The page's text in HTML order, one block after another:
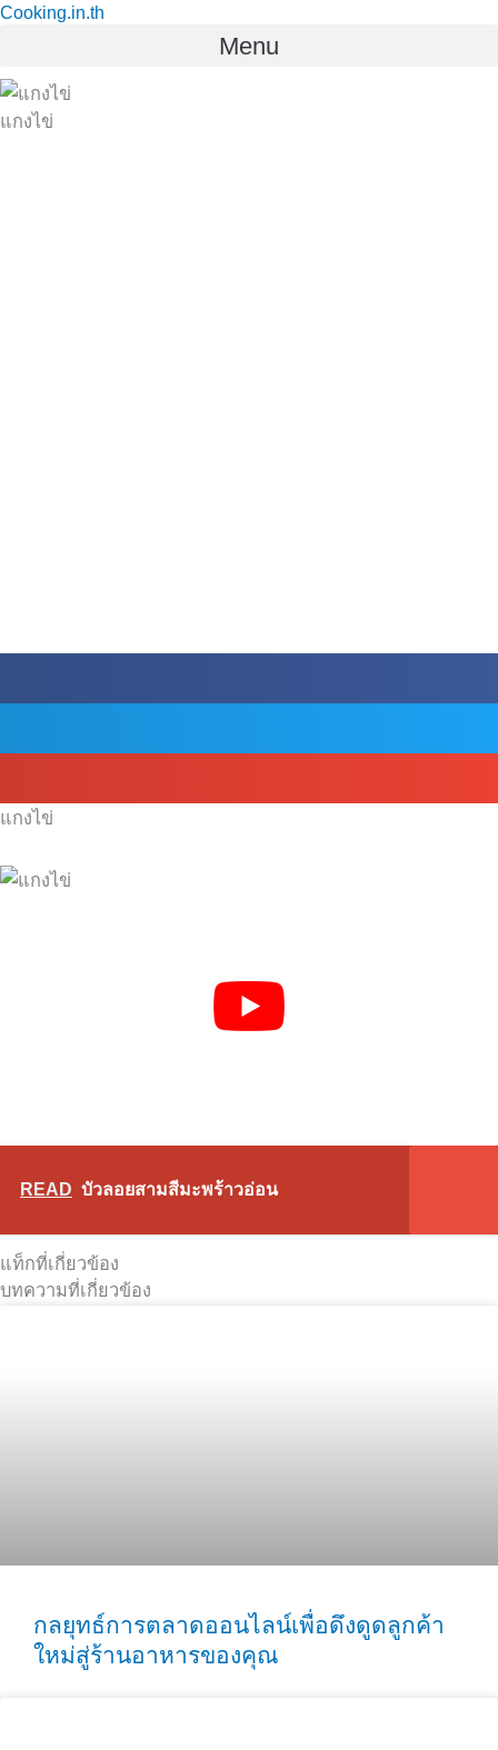
Skip
Cooking.in.th
Menu
แกงไข่
แกงไข่
READ บัวลอยสามสีมะพร้าวอ่อน
แท็กที่เกี่ยวข้อง
บทความที่เกี่ยวข้อง
กลยุทธ์การตลาดออนไลน์เพื่อดึงดูดลูกค้า
ใหม่สู่ร้านอาหารของคุณ